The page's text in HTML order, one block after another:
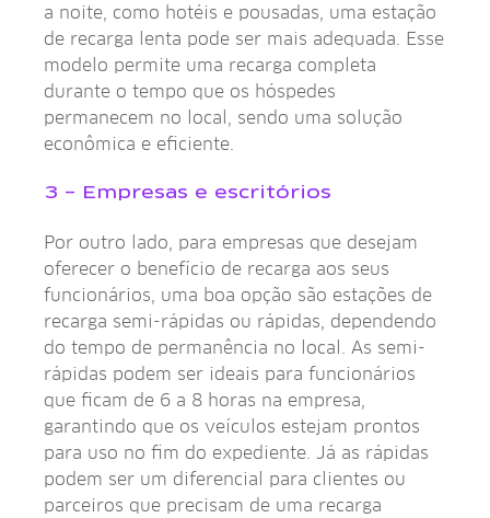
a noite, como hotéis e pousadas, uma estação
de recarga lenta pode ser mais adequada. Esse
modelo permite uma recarga completa
durante o tempo que os hóspedes
permanecem no local, sendo uma solução
econômica e eficiente.
3 – Empresas e escritórios
Por outro lado, para empresas que desejam
oferecer o benefício de recarga aos seus
funcionários, uma boa opção são estações de
recarga semi-rápidas ou rápidas, dependendo
do tempo de permanência no local. As semi-
rápidas podem ser ideais para funcionários
que ficam de 6 a 8 horas na empresa,
garantindo que os veículos estejam prontos
para uso no fim do expediente. Já as rápidas
podem ser um diferencial para clientes ou
parceiros que precisam de uma recarga